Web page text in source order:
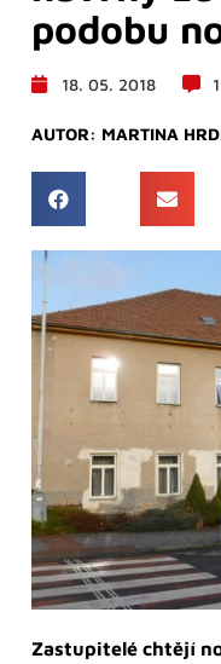
podobu
18. 05. 2018 1
AUTOR: MARTINA
Zastupitelé chtějí